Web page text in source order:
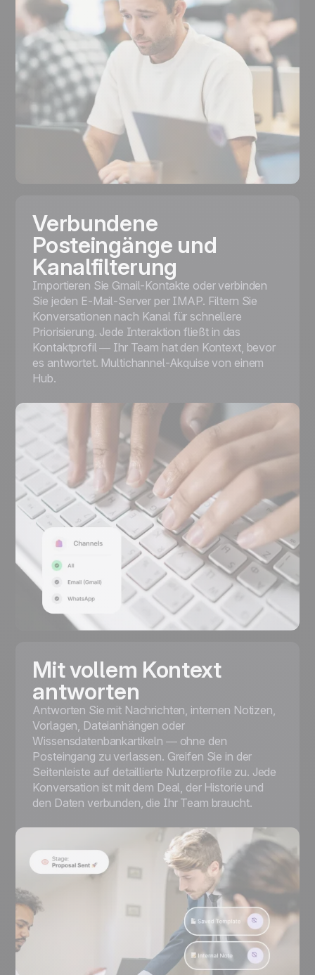
Verbundene
Posteingänge und
Kanalfilterung
Importieren Sie Gmail-Kontakte oder verbinden
Sie jeden E-Mail-Server per IMAP. Filtern Sie
Konversationen nach Kanal für schnellere
Priorisierung. Jede Interaktion fließt in das
Kontaktprofil — Ihr Team hat den Kontext, bevor
es antwortet. Multichannel-Akquise von einem
Hub.
Mit vollem Kontext
antworten
Antworten Sie mit Nachrichten, internen Notizen,
Vorlagen, Dateianhängen oder
Wissensdatenbankartikeln — ohne den
Posteingang zu verlassen. Greifen Sie in der
Seitenleiste auf detaillierte Nutzerprofile zu. Jede
Konversation ist mit dem Deal, der Historie und
den Daten verbunden, die Ihr Team braucht.